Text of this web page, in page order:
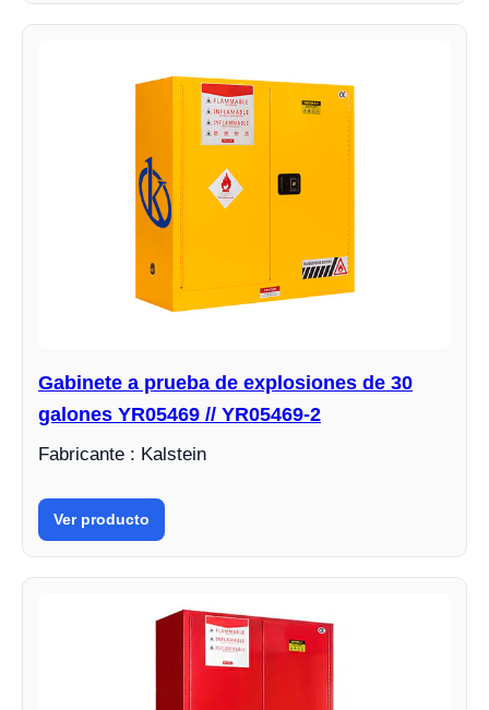
Gabinete a prueba de explosiones de 30
galones YR05469 // YR05469-2
Fabricante : Kalstein
Ver producto